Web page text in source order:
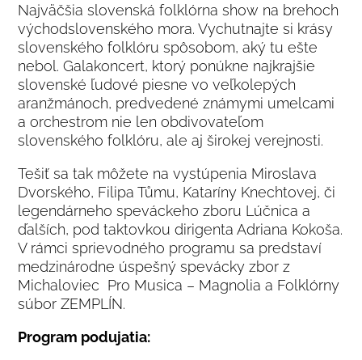
Najväčšia slovenská folklórna show na brehoch
východslovenského mora. Vychutnajte si krásy
slovenského folklóru spôsobom, aký tu ešte
nebol. Galakoncert, ktorý ponúkne najkrajšie
slovenské ľudové piesne vo veľkolepých
aranžmánoch, predvedené známymi umelcami
a orchestrom nie len obdivovateľom
slovenského folklóru, ale aj širokej verejnosti.
Tešiť sa tak môžete na vystúpenia Miroslava
Dvorského, Filipa Tůmu, Kataríny Knechtovej, či
legendárneho speváckeho zboru Lúčnica a
ďalších, pod taktovkou dirigenta Adriana Kokoša.
V rámci sprievodného programu sa predstaví
medzinárodne úspešný spevácky zbor z
Michaloviec Pro Musica – Magnolia a Folklórny
súbor ZEMPLÍN.
Program podujatia: